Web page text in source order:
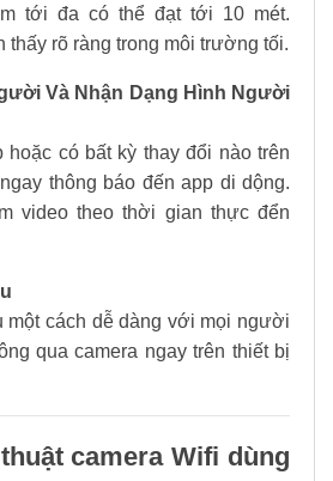
tới đa có thể đạt tới 10 mét.
thấy rõ ràng trong môi trường tối.
Và Nhận Dạng Hình Người
hoặc có bất kỳ thay đổi nào trên
thông báo đến app di dộng.
video theo thời gian thực đển
một cách dễ dàng với mọi người
qua camera ngay trên thiết bị
camera Wifi dùng